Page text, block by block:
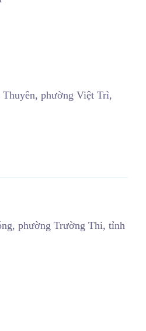
phường Việt Trì,
phường Trường Thi, tỉnh